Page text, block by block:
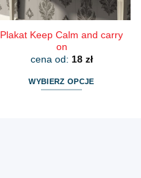
produktu
Plakat Keep Calm and carry
on
cena od: 18 zł
WYBIERZ OPCJE